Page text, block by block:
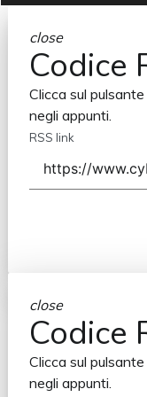
close
Codice
Clicca sul
negli appunti.
RSS link
close
Codice
Clicca sul
negli appunti.